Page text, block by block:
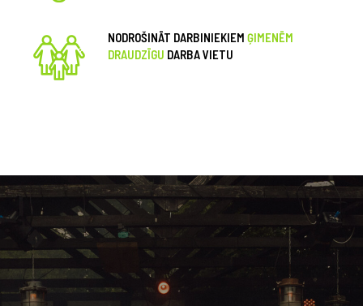
NODROŠINĀT DARBINIEKIEM ĢIMENĒM
DRAUDZĪGU DARBA VIETU